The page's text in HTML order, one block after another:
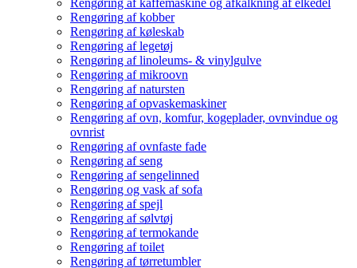
Rengøring af kobber
Rengøring af køleskab
Rengøring af legetøj
Rengøring af linoleums- & vinylgulve
Rengøring af mikroovn
Rengøring af natursten
Rengøring af opvaskemaskiner
Rengøring af ovn, komfur, kogeplader, ovnvindue og
ovnrist
Rengøring af ovnfaste fade
Rengøring af seng
Rengøring af sengelinned
Rengøring og vask af sofa
Rengøring af spejl
Rengøring af sølvtøj
Rengøring af termokande
Rengøring af toilet
Rengøring af tørretumbler